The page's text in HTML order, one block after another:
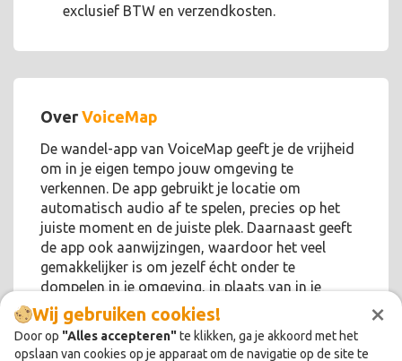
×
Wij gebruiken cookies!
Door op "Alles accepteren"te klikken, ga je akkoord met het
opslaan van cookies op je apparaat om de navigatie op de site te
exclusief BTW en verzendkosten.
Over VoiceMap
De wandel-app van VoiceMap geeft je de vrijheid
om in je eigen tempo jouw omgeving te
verkennen. De app gebruikt je locatie om
automatisch audio af te spelen, precies op het
juiste moment en de juiste plek. Daarnaast geeft
de app ook aanwijzingen, waardoor het veel
gemakkelijker is om jezelf écht onder te
dompelen in je omgeving, in plaats van in je
scherm!